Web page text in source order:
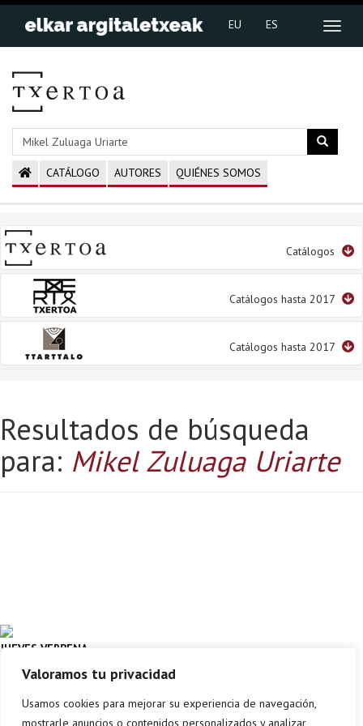
Valoramos tu privacidad
Usamos cookies para mejorar su experiencia de navegación,
mostrarle anuncios o contenidos personalizados y analizar
EU ES
CATÁLOGO AUTORES QUIÉNES SOMOS
Catálogos
Catálogos hasta 2017
Catálogos hasta 2017
Resultados de búsqueda
para: Mikel Zuluaga Uriarte
JUEVES VERBENA
MIKEL ZULUAGA URIARTE
Abra